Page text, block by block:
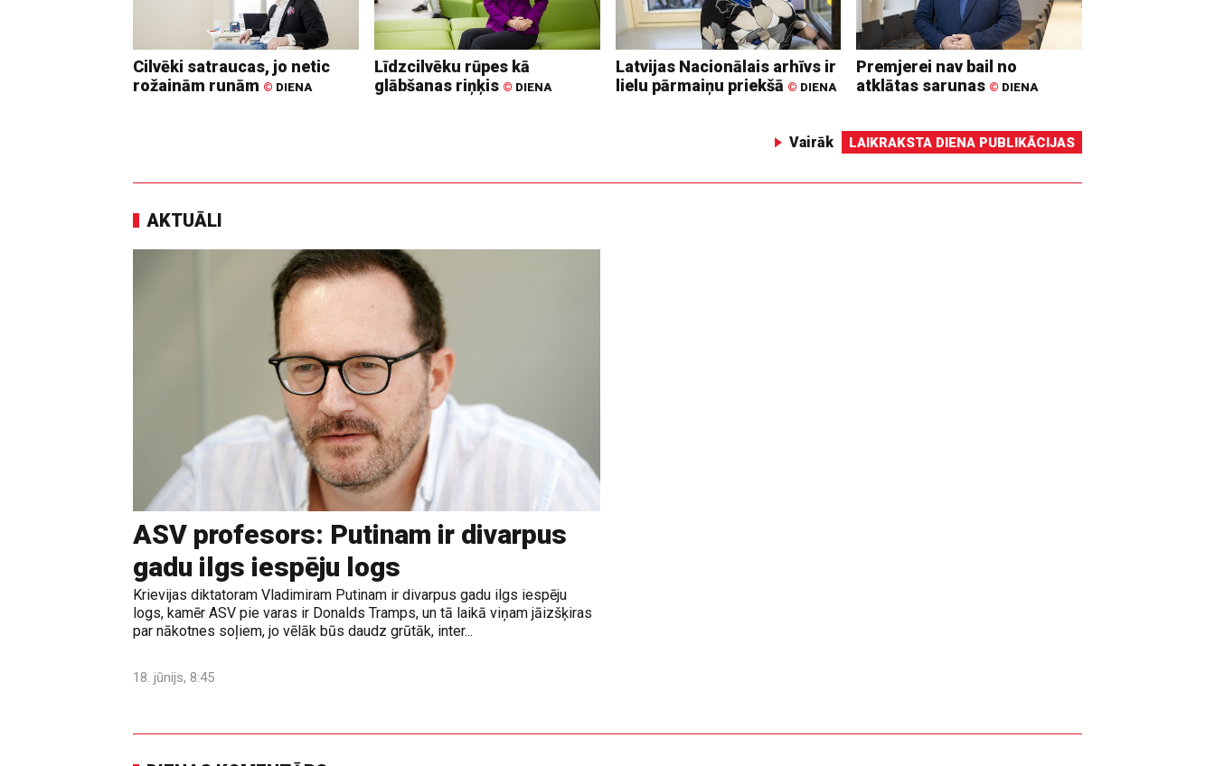
Cilvēki satraucas, jo netic
rožainām runām © DIENA
Līdzcilvēku rūpes kā
glābšanas riņķis © DIENA
Latvijas Nacionālais arhīvs ir
lielu pārmaiņu priekšā © DIENA
Premjerei nav bail no
atklātas sarunas © DIENA
Vairāk LAIKRAKSTA DIENA PUBLIKĀCIJAS
AKTUĀLI
ASV profesors: Putinam ir divarpus
gadu ilgs iespēju logs
Krievijas diktatoram Vladimiram Putinam ir divarpus gadu ilgs iespēju
logs, kamēr ASV pie varas ir Donalds Tramps, un tā laikā viņam jāizšķiras
par nākotnes soļiem, jo vēlāk būs daudz grūtāk, inter...
18. jūnijs, 8:45